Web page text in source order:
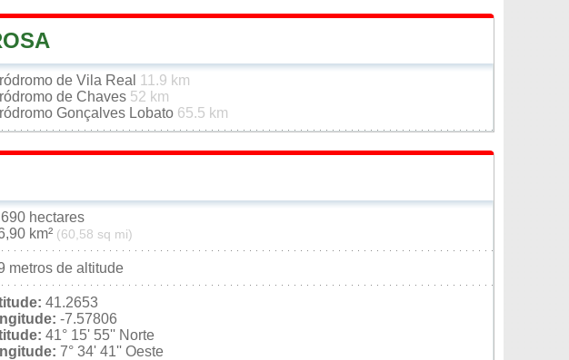
de Vila Real
11.9 km
de Chaves 52 km
Gonçalves Lobato 65.5 km
hectares
km² (60,58 sq mi)
metros de altitude
41.2653
-7.57806
41° 15' 55'' Norte
7° 34' 41'' Oeste